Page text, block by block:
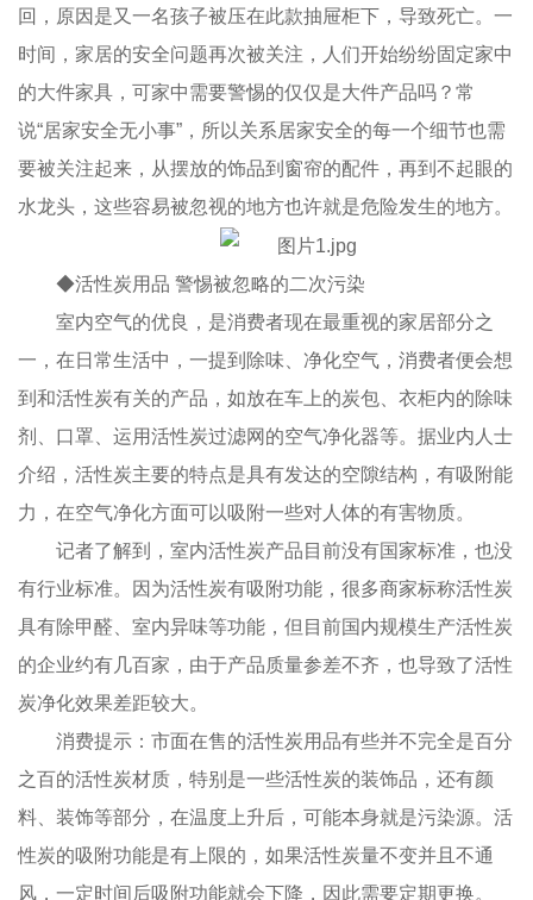
回，原因是又一名孩子被压在此款抽屉柜下，导致死亡。一
时间，家居的安全问题再次被关注，人们开始纷纷固定家中
的大件家具，可家中需要警惕的仅仅是大件产品吗？常
说“居家安全无小事”，所以关系居家安全的每一个细节也需
要被关注起来，从摆放的饰品到窗帘的配件，再到不起眼的
水龙头，这些容易被忽视的地方也许就是危险发生的地方。
◆活性炭用品 警惕被忽略的二次污染
室内空气的优良，是消费者现在最重视的家居部分之
一，在日常生活中，一提到除味、净化空气，消费者便会想
到和活性炭有关的产品，如放在车上的炭包、衣柜内的除味
剂、口罩、运用活性炭过滤网的空气净化器等。据业内人士
介绍，活性炭主要的特点是具有发达的空隙结构，有吸附能
力，在空气净化方面可以吸附一些对人体的有害物质。
记者了解到，室内活性炭产品目前没有国家标准，也没
有行业标准。因为活性炭有吸附功能，很多商家标称活性炭
具有除甲醛、室内异味等功能，但目前国内规模生产活性炭
的企业约有几百家，由于产品质量参差不齐，也导致了活性
炭净化效果差距较大。
消费提示：市面在售的活性炭用品有些并不完全是百分
之百的活性炭材质，特别是一些活性炭的装饰品，还有颜
料、装饰等部分，在温度上升后，可能本身就是污染源。活
性炭的吸附功能是有上限的，如果活性炭量不变并且不通
风，一定时间后吸附功能就会下降，因此需要定期更换。